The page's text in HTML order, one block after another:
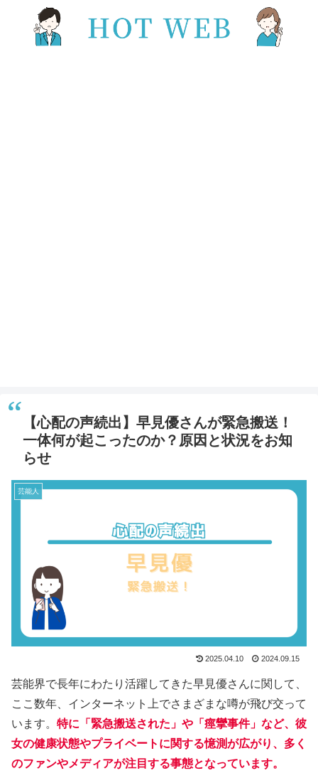
【心配の声続出】早見優さんが緊急搬送！
一体何が起こったのか？原因と状況をお知
らせ
芸能人
2025.04.10 2024.09.15
芸能界で長年にわたり活躍してきた早見優さんに関して、
ここ数年、インターネット上でさまざまな噂が飛び交って
います。 特に「緊急搬送された」や「痙攣事件」など、彼
女の健康状態やプライベートに関する憶測が広がり、多く
のファンやメディアが注目する事態となっています。